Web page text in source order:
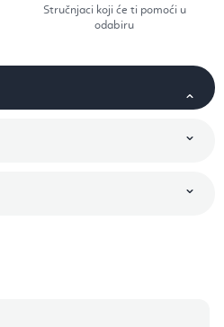
Stručnjaci koji će ti pomoći u
odabiru